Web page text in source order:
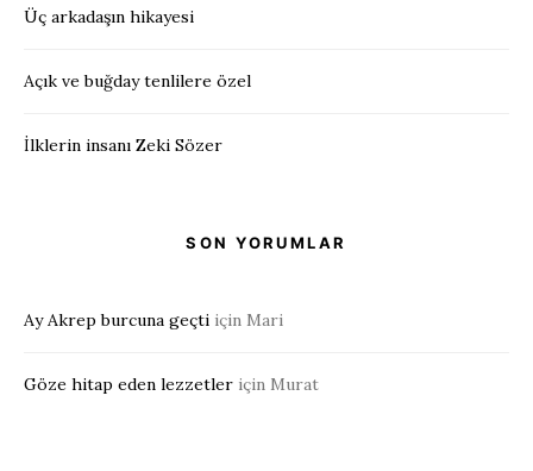
Üç arkadaşın hikayesi
Açık ve buğday tenlilere özel
İlklerin insanı Zeki Sözer
SON YORUMLAR
Ay Akrep burcuna geçti için Mari
Göze hitap eden lezzetler için Murat